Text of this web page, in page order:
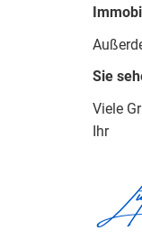
Sie
Viele
Ihr